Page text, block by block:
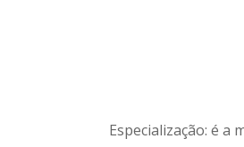
Especialização: é a